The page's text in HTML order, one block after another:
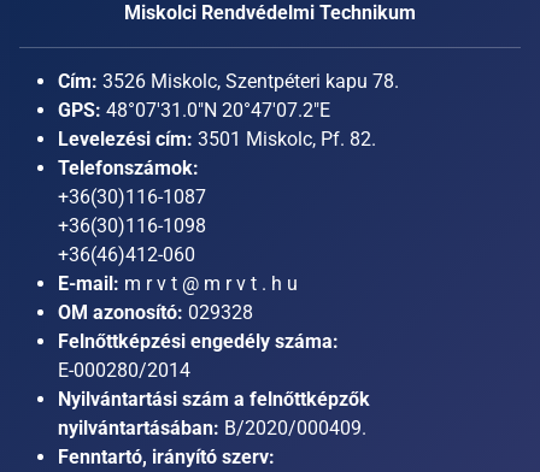
Miskolci Rendvédelmi Technikum
Cím: 3526 Miskolc, Szentpéteri kapu 78.
GPS: 48°07'31.0"N 20°47'07.2"E
Levelezési cím: 3501 Miskolc, Pf. 82.
Telefonszámok:
+36(30)116-1087
+36(30)116-1098
+36(46)412-060
E-mail: m r v t @ m r v t . h u
OM azonosító: 029328
Felnőttképzési engedély száma:
E-000280/2014
Nyilvántartási szám a felnőttképzők
nyilvántartásában: B/2020/000409.
Fenntartó, irányító szerv: